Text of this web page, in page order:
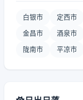
白银市 定西市
金昌市 酒泉市
陇南市 平凉市